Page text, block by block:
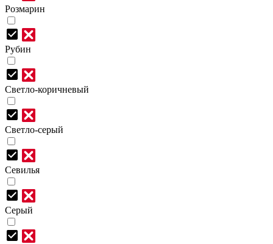
Розмарин
Рубин
Светло-коричневый
Светло-серый
Севилья
Серый